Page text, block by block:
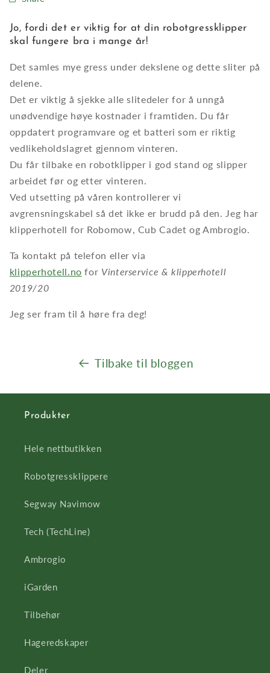
Jo, fordi det er viktig for at din robotgressklipper
skal fungere bra i mange år!
Det samles mye gress under dekslene og dette sliter på
delene.
Det er viktig å sjekke alle slitedeler for å unngå
unødvendige høye kostnader i framtiden. Du får
oppdatert programvare og et batteri som er riktig
vedlikeholdslagret gjennom vinteren.
Du får tilbake en robotklipper i god stand og slipper
arbeidet før og etter vinteren.
Ved utsetting på våren kontrollerer vi
avgrensningskabel så det ikke er brudd på den. Jeg har
klipperhotell for Robomow, Cub Cadet og Ambrogio.
Ta kontakt på telefon eller via
klipperhotell.no for Vinterservice & klipperhotell
2019/20
Jeg ser fram til å høre fra deg!
Tilbake til bloggen
Produkter
Hele nettbutikken
Robotgressklippere
Segway Navimow
Tech (TechLine)
Ambrogio
iGarden
Tilbehør
Hageredskaper
Deler